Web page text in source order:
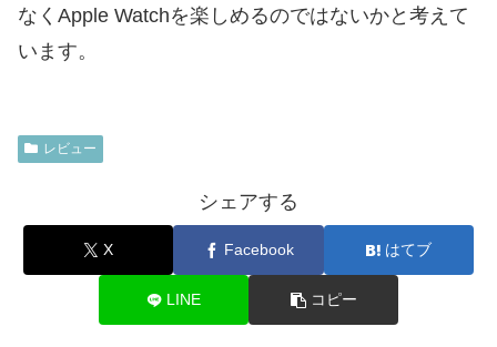
なくApple Watchを楽しめるのではないかと考えて
います。
レビュー
シェアする
X Facebook はてブ
LINE コピー